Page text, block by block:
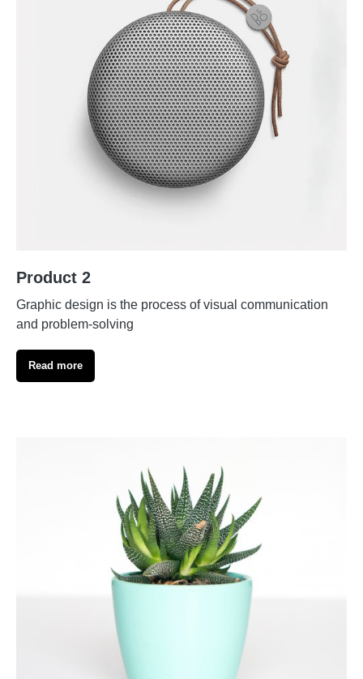
Product 2
Graphic design is the process of visual communication
and problem-solving
Read more